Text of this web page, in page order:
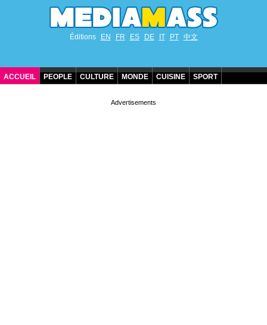
Éditions EN FR ES DE IT PT 中文
ACCUEIL PEOPLE CULTURE MONDE CUISINE SPORT